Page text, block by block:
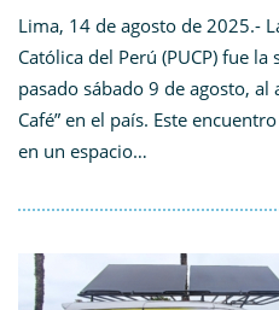
Lima, 14 de agosto de 2025.-
Católica del Perú (PUCP) fue
pasado sábado 9 de agosto, al
Café” en el país. Este
en un espacio…